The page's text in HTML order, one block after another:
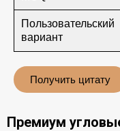
Пользовательский
вариант
Получить цитату
Премиум